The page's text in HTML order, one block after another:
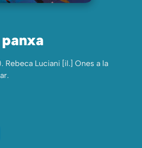
Rebeca Luciani [il.] Ones a la